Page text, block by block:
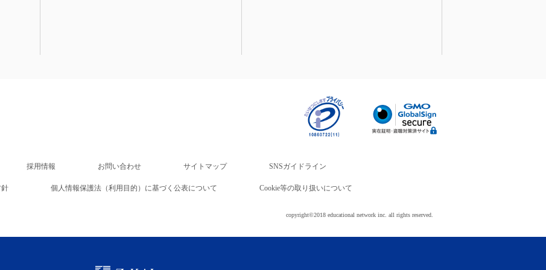
採用情報 お問い合わせ サイトマップ SNSガイドライン
個人情報保護法（利用目的）に基づく公表について Cookie等の取り扱いについて
copyright©2018 educational network inc. all rights reserved.